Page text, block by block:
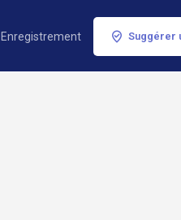
Enregistrement Suggérer